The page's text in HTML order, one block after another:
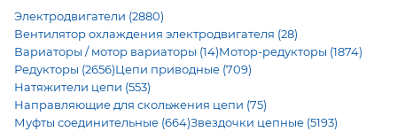
Электродвигатели (2880)
Вентилятор охлаждения электродвигателя (28)
Вариаторы / мотор вариаторы (14)Мотор-редукторы (1874)
Редукторы (2656)Цепи приводные (709)
Натяжители цепи (553)
Направляющие для скольжения цепи (75)
Муфты соединительные (664)Звездочки цепные (5193)